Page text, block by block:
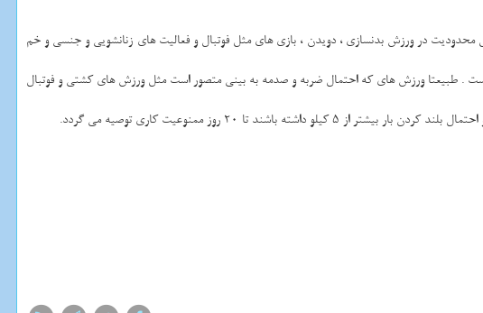
محدودیت در ورزش بدنسازی ، دویدن ، بازی های مثل فوتبال و فعالیت های زنانشویی و جنسی و خم
است . طبیعتا ورزش های که احتمال ضربه و صدمه به بینی متصور است مثل ورزش های کشتی و فوتبال
20 روز ممنوعیت کاری توصیه می گردد.